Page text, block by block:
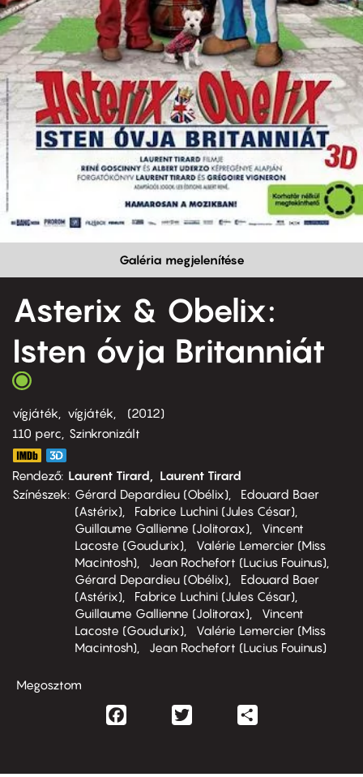
Galéria megjelenítése
Asterix & Obelix:
Isten óvja Britanniát
vígjáték vígjáték
2012
110 perc,
Szinkronizált
Rendező Laurent Tirard
Laurent Tirard
Színészek
Gérard Depardieu (Obélix)
Edouard Baer
(Astérix)
Fabrice Luchini (Jules César)
Guillaume Gallienne (Jolitorax)
Vincent
Lacoste (Goudurix)
Valérie Lemercier (Miss
Macintosh)
Jean Rochefort (Lucius Fouinus)
Gérard Depardieu (Obélix)
Edouard Baer
(Astérix)
Fabrice Luchini (Jules César)
Guillaume Gallienne (Jolitorax)
Vincent
Lacoste (Goudurix)
Valérie Lemercier (Miss
Macintosh)
Jean Rochefort (Lucius Fouinus)
Megosztom
Facebook